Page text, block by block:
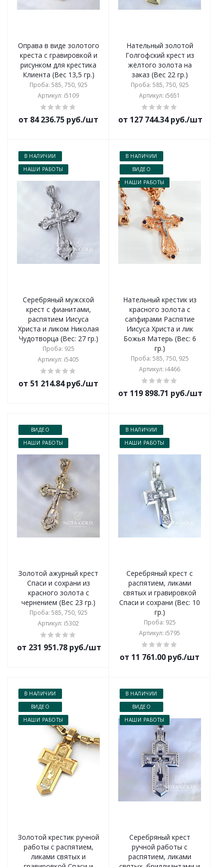
Оправа в виде золотого
креста с гравировкой и
рисунком для крестика
Клиента (Вес 13,5 гр.)
Проба: 585, 750, 925
Артикул: i5109
от 84 236.75 руб./шт
Нательный золотой
Голгофский крест из
жёлтого золота на
заказ (Вес 22 гр.)
Проба: 585, 750, 925
Артикул: i5651
от 127 744.34 руб./шт
В НАЛИЧИИ
НАШИ РАБОТЫ
Серебряный мужской
крест с фианитами,
распятием Иисуса
Христа и ликом Николая
Чудотворца (Вес: 27 гр.)
Проба: 925
Артикул: i5405
от 51 214.84 руб./шт
В НАЛИЧИИ
ВИДЕО
НАШИ РАБОТЫ
Нательный крестик из
красного золота с
сапфирами Распятие
Иисуса Христа и лик
Божья Матерь (Вес: 6
гр.)
Проба: 585, 750, 925
Артикул: i4466
от 119 898.71 руб./шт
ВИДЕО
НАШИ РАБОТЫ
Золотой ажурный крест
Спаси и сохрани из
красного золота с
чернением (Вес 23 гр.)
Проба: 585, 750, 925
Артикул: i5302
от 231 951.78 руб./шт
В НАЛИЧИИ
НАШИ РАБОТЫ
Серебряный крест с
распятием, ликами
святых и гравировкой
Спаси и сохрани (Вес: 10
гр.)
Проба: 925
Артикул: i5795
от 11 761.00 руб./шт
В НАЛИЧИИ
ВИДЕО
НАШИ РАБОТЫ
Золотой крестик ручной
работы с распятием,
ликами святых и
В НАЛИЧИИ
ВИДЕО
НАШИ РАБОТЫ
Серебряный крест
ручной работы с
распятием, ликами